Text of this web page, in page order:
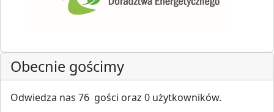
Obecnie gościmy
Odwiedza nas 76 gości oraz 0 użytkowników.